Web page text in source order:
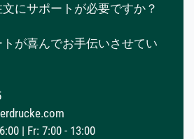
にサポートが必要ですか？
が喜んでお手伝いさせてい
| Fr: 7:00 - 13:00